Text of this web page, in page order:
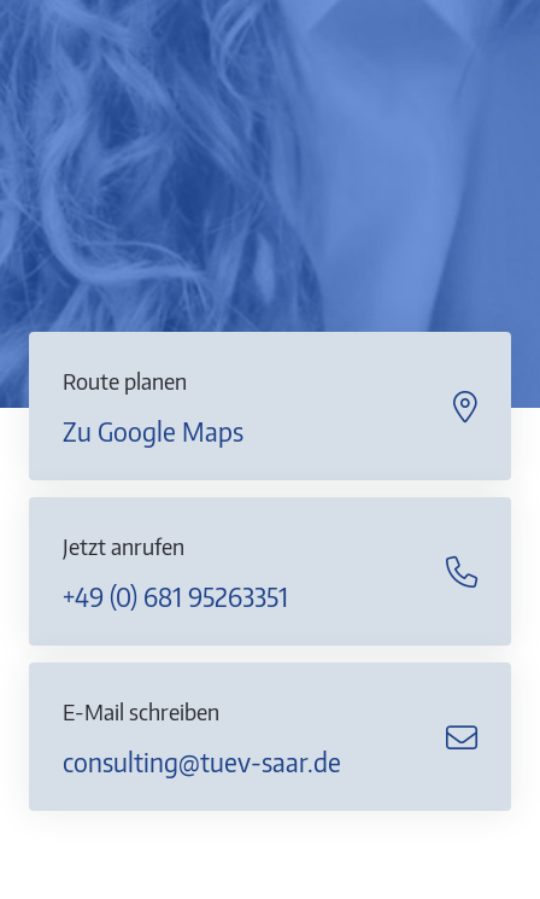
Route planen
Zu Google Maps
Jetzt anrufen
+49 (0) 681 95263351
E-Mail schreiben
consulting@tuev-saar.de